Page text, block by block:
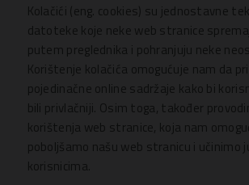
Kolačići (eng. cookies) su jednostavne
datoteke koje neke web stranice
putem preglednika i pohranjuju neke
Korištenje kolačića omogućuje nam da
pojedinačne online sadržaje kako bi
bili privlačniji. Osim toga, također
korištenja web stranice, koja nam
poboljšamo našu web stranicu i učinimo
korisnicima.